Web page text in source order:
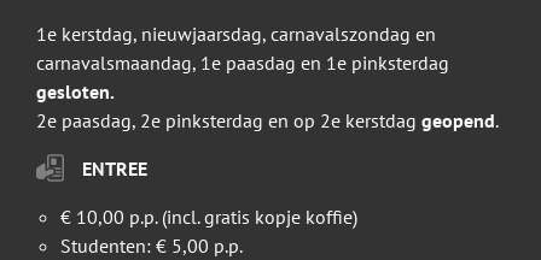
1e kerstdag, nieuwjaarsdag, carnavalszondag en
carnavalsmaandag, 1e paasdag en 1e pinksterdag
gesloten.
2e paasdag, 2e pinksterdag en op 2e kerstdag geopend.
ENTREE
€ 10,00 p.p. (incl. gratis kopje koffie)
Studenten: € 5,00 p.p.